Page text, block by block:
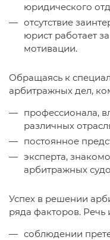
юридического
отсутствие
юрист работает
мотивации.
Обращаясь к
арбитражных дел,
профессионала,
различных
постоянное
эксперта,
арбитражных
Успех в решении
ряда факторов. Речь
соблюдении